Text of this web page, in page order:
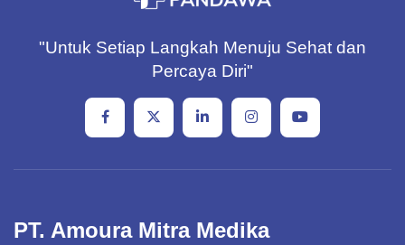
"Untuk Setiap Langkah Menuju Sehat dan
Percaya Diri"
PT. Amoura Mitra Medika